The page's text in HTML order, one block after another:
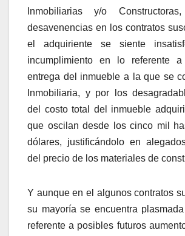
Inmobiliarias y/o
desavenencias en los contratos
el adquiriente se siente
incumplimiento en lo referente
entrega del inmueble a la que se
Inmobiliaria, y por los
del costo total del inmueble
que oscilan desde los cinco mil
dólares, justificándolo en
del precio de los materiales de
Y aunque en el algunos contratos
su mayoría se encuentra
referente a posibles futuros